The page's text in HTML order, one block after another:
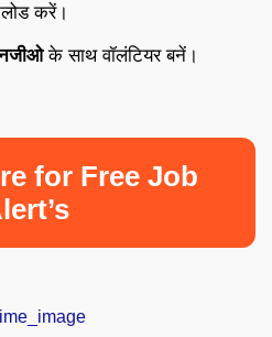
करें।
के साथ वॉलंटियर बनें।
for Free Job